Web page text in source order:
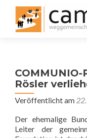
Rösler
Veröffentlicht am
Der ehemalige
Leiter der